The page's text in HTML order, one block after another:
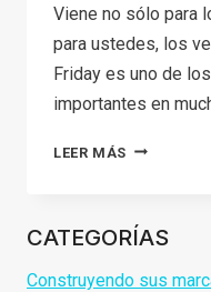
Viene no sólo para
para ustedes, los
Friday es uno de
importantes en
LEER MÁS BEST
SELL
CATEGORÍAS
Construyendo sus